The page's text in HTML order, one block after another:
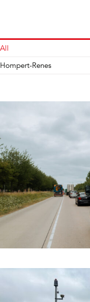
All
Hompert-Renes